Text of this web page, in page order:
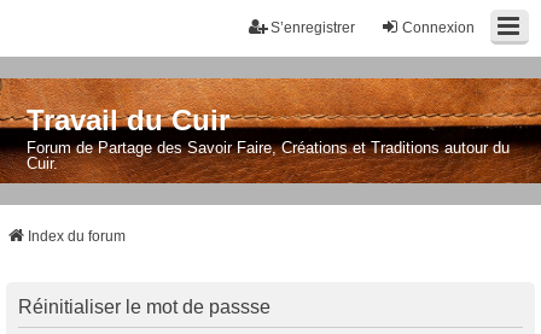
Connexion
S’enregistrer
Travail du Cuir
Forum de Partage des Savoir Faire, Créations et Traditions autour du
Cuir.
Index du forum
Réinitialiser le mot de passse